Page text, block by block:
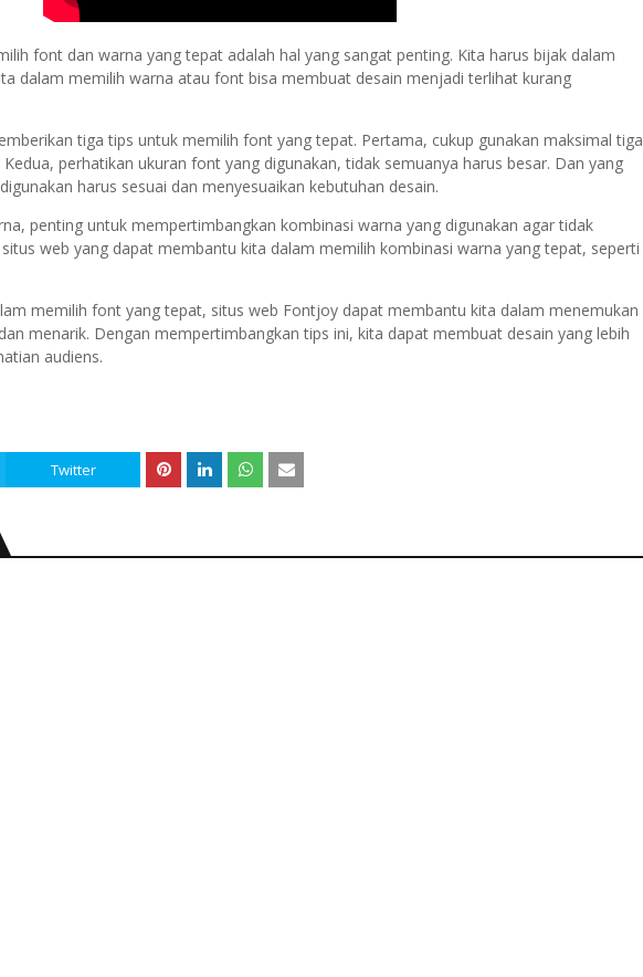
font dan warna yang tepat adalah hal yang sangat penting. Kita harus bijak dalam
dalam memilih warna atau font bisa membuat desain menjadi terlihat kurang
tiga tips untuk memilih font yang tepat. Pertama, cukup gunakan maksimal tiga
perhatikan ukuran font yang digunakan, tidak semuanya harus besar. Dan yang
harus sesuai dan menyesuaikan kebutuhan desain.
penting untuk mempertimbangkan kombinasi warna yang digunakan agar tidak
web yang dapat membantu kita dalam memilih kombinasi warna yang tepat, seperti
memilih font yang tepat, situs web Fontjoy dapat membantu kita dalam menemukan
menarik. Dengan mempertimbangkan tips ini, kita dapat membuat desain yang lebih
audiens.
Twitter